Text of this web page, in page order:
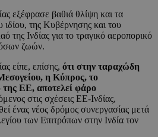
εξέφρασε βαθιά θλίψη και τα
ιδίου, της Κυβέρνησης και του
της Ινδίας για το τραγικό αεροπορικό
ζωών.
είπε, επίσης, ότι στην ταραχώδη
η Κύπρος, το
της ΕΕ, αποτελεί φάρο
στις σχέσεις ΕΕ-Ινδίας,
ένας νέος δρόμος συνεργασίας μετά
των Επιτρόπων στην Ινδία τον